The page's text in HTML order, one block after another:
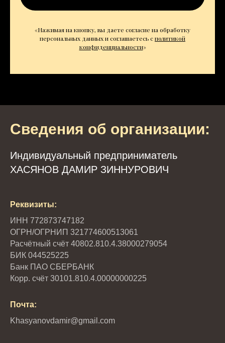
«Нажимая на кнопку, вы даете согласие на обработку
персональных данных и соглашаетесь cполитикой
конфиденциальности»
Сведения об организации:
Индивидуальный предприниматель
ХАСЯНОВ ДАМИР ЗИННУРОВИЧ
Реквизиты:
ИНН 772873747182
ОГРН/ОГРНИП 321774600513061
Расчётный счёт 40802.810.4.38000279054
БИК 044525225
Банк ПАО СБЕРБАНК
Корр. счёт 30101.810.4.00000000225
Почта:
Khasyanovdamir@gmail.com